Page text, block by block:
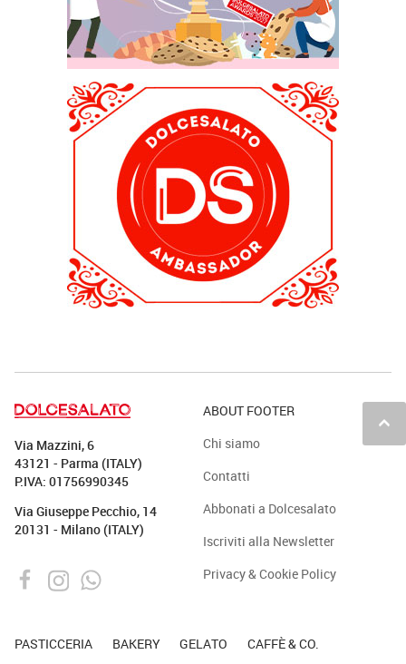
keyboard_arrow_up
Via Mazzini, 6
43121 - Parma (ITALY)
P.IVA: 01756990345
Via Giuseppe Pecchio, 14
20131 - Milano (ITALY)
ABOUT FOOTER
Chi siamo
Contatti
Abbonati a Dolcesalato
Iscriviti alla Newsletter
Privacy & Cookie Policy
PASTICCERIA BAKERY GELATO CAFFÈ & CO.